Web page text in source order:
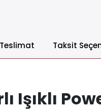
Taksit
Işıklı